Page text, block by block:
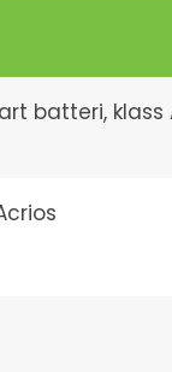
batteri,